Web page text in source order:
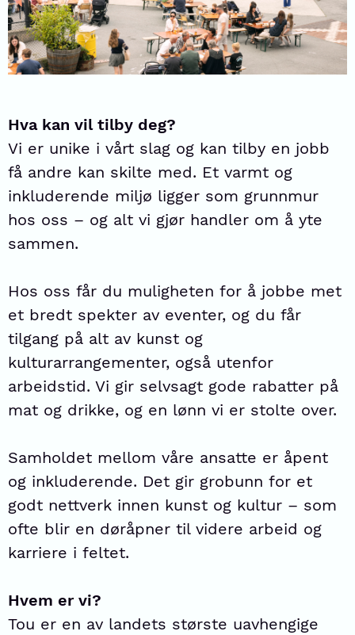
Hva kan vil tilby deg?
Vi er unike i vårt slag og kan tilby en jobb
få andre kan skilte med. Et varmt og
inkluderende miljø ligger som grunnmur
hos oss – og alt vi gjør handler om å yte
sammen.
Hos oss får du muligheten for å jobbe met
et bredt spekter av eventer, og du får
tilgang på alt av kunst og
kulturarrangementer, også utenfor
arbeidstid. Vi gir selvsagt gode rabatter på
mat og drikke, og en lønn vi er stolte over.
Samholdet mellom våre ansatte er åpent
og inkluderende. Det gir grobunn for et
godt nettverk innen kunst og kultur – som
ofte blir en døråpner til videre arbeid og
karriere i feltet.
Hvem er vi?
Tou er en av landets største uavhengige